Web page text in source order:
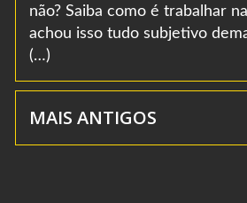
não? Saiba como é trabalhar
achou isso tudo subjetivo
(…)
MAIS ANTIGOS